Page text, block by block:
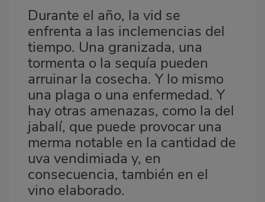
Durante el año, la vid se
enfrenta a las inclemencias del
tiempo. Una granizada, una
tormenta o la sequía pueden
arruinar la cosecha. Y lo mismo
una plaga o una enfermedad. Y
hay otras amenazas, como la del
jabalí, que puede provocar una
merma notable en la cantidad de
uva vendimiada y, en
consecuencia, también en el
vino elaborado.